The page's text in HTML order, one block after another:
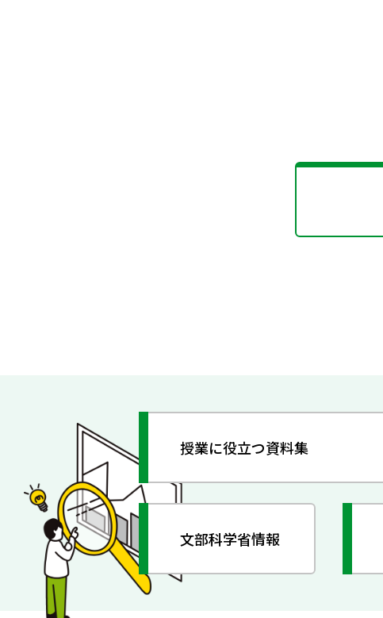
授業に役立つ資料集
文部科学省情報